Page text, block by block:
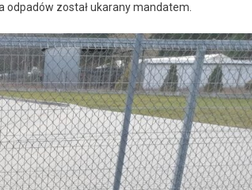
odpadów został ukarany mandatem.